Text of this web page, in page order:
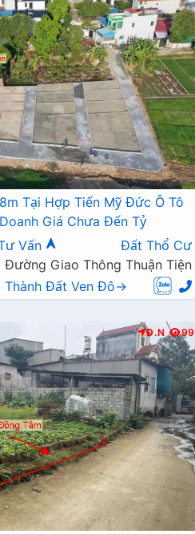
Tại Hợp Tiến Mỹ Đức Ô Tô
Giá Chưa Đến Tỷ
Vấn
Đất Thổ Cư
Đường Giao Thông Thuận Tiện
Thành Đất Ven Đô→
Đ.N 99